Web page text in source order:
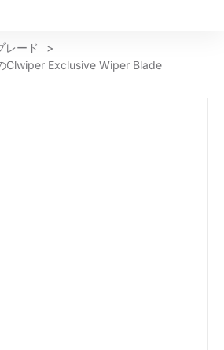
レード
>
Clwiper Exclusive Wiper Blade